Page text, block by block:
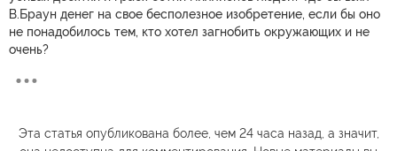
В.Браун денег на свое бесполезное изобретение, если бы оно
не понадобилось тем, кто хотел загнобить окружающих и не
очень?
Эта статья опубликована более, чем 24 часа назад, а значит,